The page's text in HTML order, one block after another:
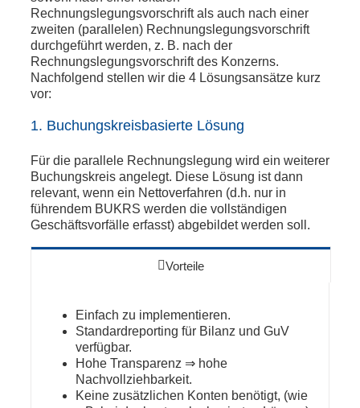
Rechnungslegungsvorschrift als auch nach einer
zweiten (parallelen) Rechnungslegungsvorschrift
durchgeführt werden, z. B. nach der
Rechnungslegungsvorschrift des Konzerns.
Nachfolgend stellen wir die 4 Lösungsansätze kurz
vor:
1. Buchungskreisbasierte Lösung
Für die parallele Rechnungslegung wird ein weiterer
Buchungskreis angelegt. Diese Lösung ist dann
relevant, wenn ein Nettoverfahren (d.h. nur in
führendem BUKRS werden die vollständigen
Geschäftsvorfälle erfasst) abgebildet werden soll.
Vorteile
Einfach zu implementieren.
Standardreporting für Bilanz und GuV
verfügbar.
Hohe Transparenz ⇒ hohe
Nachvollziehbarkeit.
Keine zusätzlichen Konten benötigt, (wie